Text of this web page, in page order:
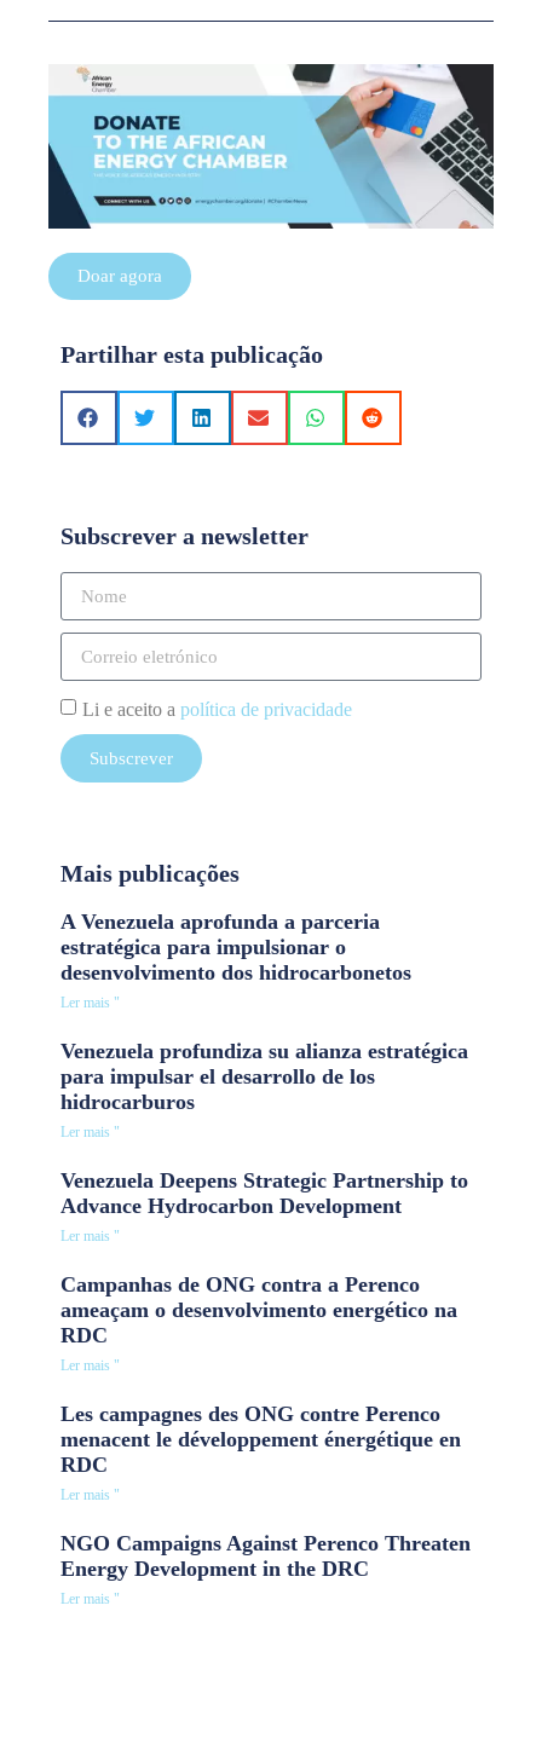
Doar agora
Partilhar esta publicação
Subscrever a newsletter
Li e aceito a política de privacidade
Subscrever
Mais publicações
A Venezuela aprofunda a parceria
estratégica para impulsionar o
desenvolvimento dos hidrocarbonetos
Ler mais "
Venezuela profundiza su alianza estratégica
para impulsar el desarrollo de los
hidrocarburos
Ler mais "
Venezuela Deepens Strategic Partnership to
Advance Hydrocarbon Development
Ler mais "
Campanhas de ONG contra a Perenco
ameaçam o desenvolvimento energético na
RDC
Ler mais "
Les campagnes des ONG contre Perenco
menacent le développement énergétique en
RDC
Ler mais "
NGO Campaigns Against Perenco Threaten
Energy Development in the DRC
Ler mais "